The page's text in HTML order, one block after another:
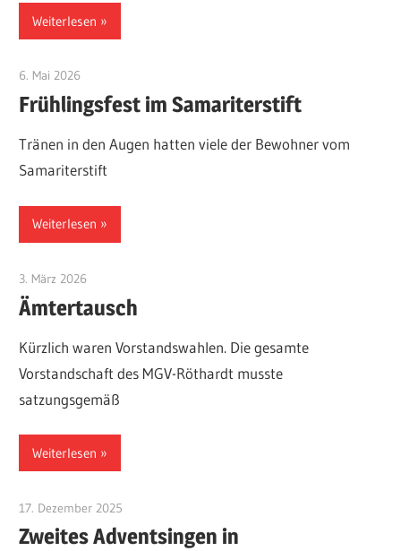
Weiterlesen
6. Mai 2026
Frühlingsfest im Samariterstift
Tränen in den Augen hatten viele der Bewohner vom
Samariterstift
Weiterlesen
3. März 2026
Ämtertausch
Kürzlich waren Vorstandswahlen. Die gesamte
Vorstandschaft des MGV-Röthardt musste
satzungsgemäß
Weiterlesen
17. Dezember 2025
Zweites Adventsingen in